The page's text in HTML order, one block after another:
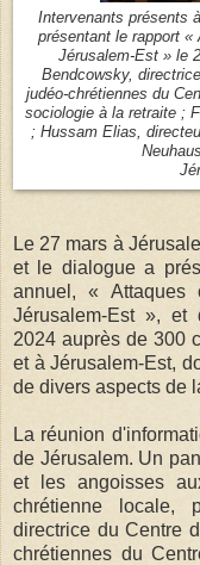
Intervenants présents
présentant le rapport
Jérusalem-Est » le
Bendcowsky,
judéo-chrétiennes du
sociologie à la retraite ;
; Hussam Elias,
Le 27 mars à
et le dialogue a
annuel, «
Jérusalem-Est », et
2024 auprès de 300
et à Jérusalem-Est,
de divers aspects de
La réunion
de Jérusalem. Un
et les angoisses
chrétienne locale,
directrice du Centre
chrétiennes du